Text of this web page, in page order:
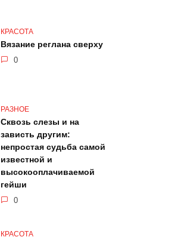
КРАСОТА
Вязание реглана сверху
0
РАЗНОЕ
Сквозь слезы и на
зависть другим:
непростая судьба самой
известной и
высокооплачиваемой
гейши
0
КРАСОТА